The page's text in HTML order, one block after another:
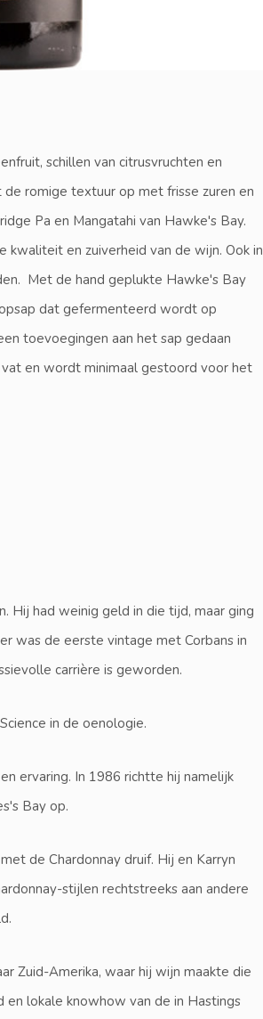
schillen van citrusvruchten en
romige textuur op met frisse zuren en
Pa en Mangatahi van Hawke's Bay.
en zuiverheid van de wijn. Ook in
Met de hand geplukte Hawke's Bay
dat gefermenteerd wordt op
toevoegingen aan het sap gedaan
en wordt minimaal gestoord voor het
Hij had weinig geld in die tijd, maar ging
was de eerste vintage met Corbans in
carrière is geworden.
in de oenologie.
ervaring. In 1986 richtte hij namelijk
Bay op.
de Chardonnay druif. Hij en Karryn
stijlen rechtstreeks aan andere
Zuid-Amerika, waar hij wijn maakte die
lokale knowhow van de in Hastings